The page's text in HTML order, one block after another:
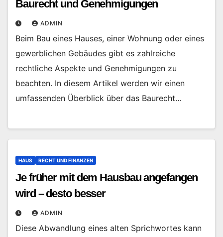
Baurecht und Genehmigungen
ADMIN
Beim Bau eines Hauses, einer Wohnung oder eines
gewerblichen Gebäudes gibt es zahlreiche
rechtliche Aspekte und Genehmigungen zu
beachten. In diesem Artikel werden wir einen
umfassenden Überblick über das Baurecht…
HAUS RECHT UND FINANZEN
Je früher mit dem Hausbau angefangen
wird – desto besser
ADMIN
Diese Abwandlung eines alten Sprichwortes kann